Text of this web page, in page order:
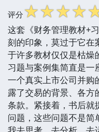
评分☆☆☆☆
这套《财务管理教材+
刻的印象，莫过于它在
于许多教材仅仅是枯燥
习题与案例集简直是一
一个真实上市公司并购
露了交易的背景、各方
条款。紧接着，书后就
问题，这些问题不是简